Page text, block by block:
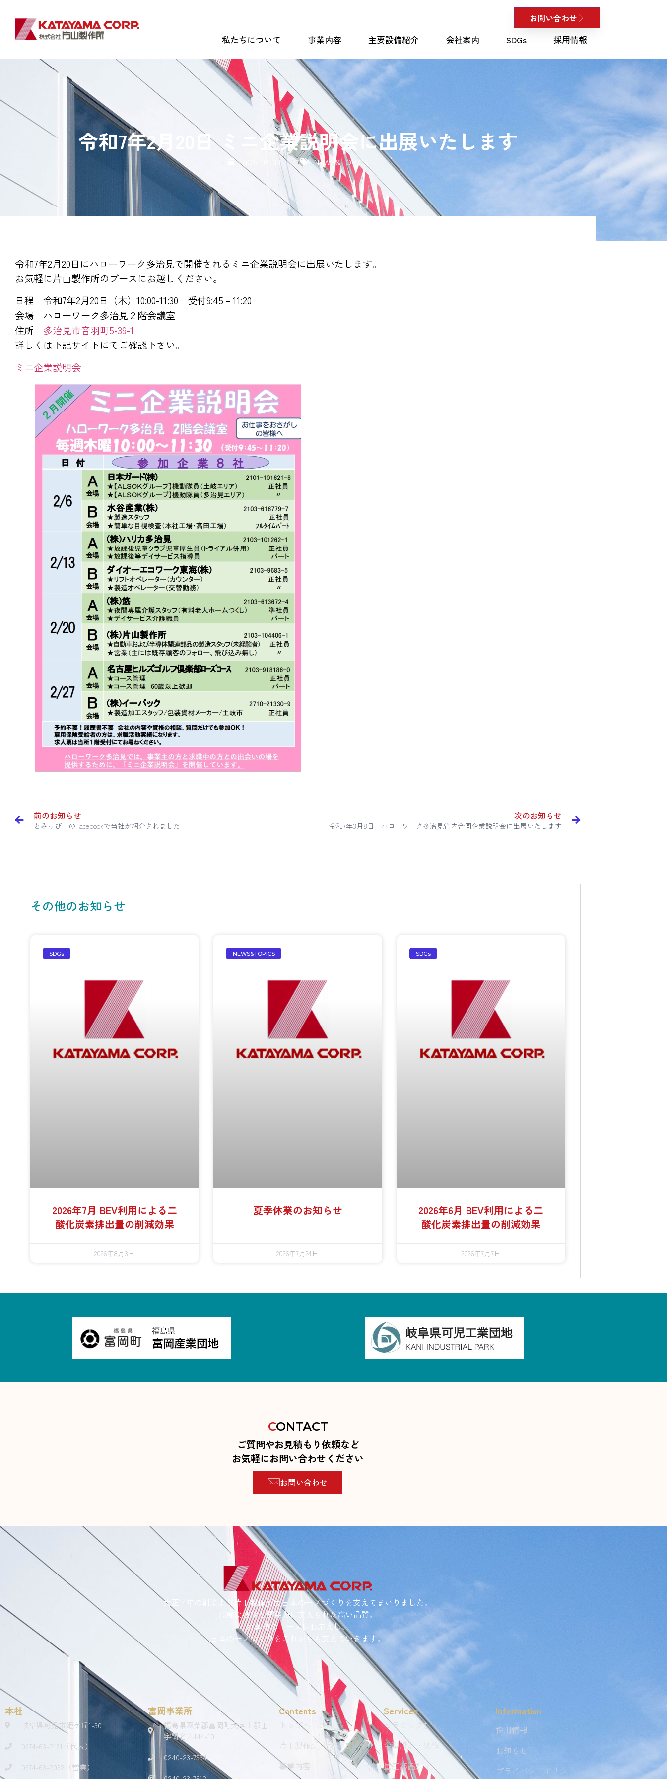
お問い合わせ
私たちについて 事業内容 主要設備紹介 会社案内 SDGs 採用情報
私たちについて 事業内容 主要設備紹介 会社案内 SDGs 採用情報
令和7年2月20日 ミニ企業説明会に出展いたします
2025-02-03 NEWS&TOPICS
令和7年2月20日にハローワーク多治見で開催されるミニ企業説明会に出展いたします。
お気軽に片山製作所のブースにお越しください。
日程 令和7年2月20日（木）10:00-11:30 受付9:45－11:20
会場 ハローワーク多治見２階会議室
住所 多治見市音羽町5-39-1
詳しくは下記サイトにてご確認下さい。
ミニ企業説明会
前のお知らせ
とみっぴーのFacebookで当社が紹介されました
次のお知らせ
令和7年3月8日 ハローワーク多治見管内合同企業説明会に出展いたします
その他のお知らせ
SDGs
2026年7月 BEV利用による二
酸化炭素排出量の削減効果
2026年8月3日
NEWS&TOPICS
夏季休業のお知らせ
2026年7月24日
SDGs
2026年6月 BEV利用による二
酸化炭素排出量の削減効果
2026年7月7日
CONTACT
ご質問やお見積もり依頼など
お気軽にお問い合わせください
お問い合わせ
大正14年の創業より片山製作所は日本のモノづくりを支えてまいりました。
高度な技術と開発力に支えられた高い品質。
お客様のニーズにお応えし、
日本のモノづくりをこれからも支えていきます。
本社
岐阜県可児市姫ケ丘1-30
0574-63-2151（代表）
0574-63-2052（営業）
富岡事業所
福島県双葉郡富岡町大字上郡山
字関名古144-10
0240-23-7534
Contents
トップページ
片山製作所について
事業内容
Services
セラミック加工
金型設計・製作
量産部品加工
Information
採用情報
お知らせ
プライバシーポリシー